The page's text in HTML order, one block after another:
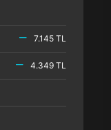
7.145 TL
4.349 TL